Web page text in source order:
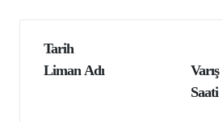
Tarih
Liman Adı
Varış
Saati